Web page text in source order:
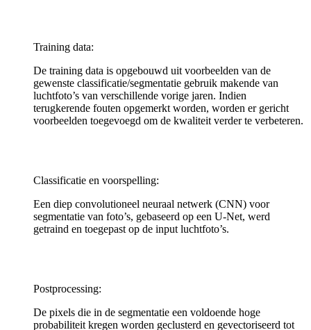
Training data:
De training data is opgebouwd uit voorbeelden van de
gewenste classificatie/segmentatie gebruik makende van
luchtfoto’s van verschillende vorige jaren. Indien
terugkerende fouten opgemerkt worden, worden er gericht
voorbeelden toegevoegd om de kwaliteit verder te verbeteren.
Classificatie en voorspelling:
Een diep convolutioneel neuraal netwerk (CNN) voor
segmentatie van foto’s, gebaseerd op een U-Net, werd
getraind en toegepast op de input luchtfoto’s.
Postprocessing:
De pixels die in de segmentatie een voldoende hoge
probabiliteit kregen worden geclusterd en gevectoriseerd tot